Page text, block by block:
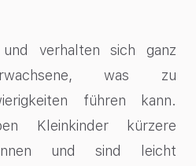
verhalten sich ganz
was zu
führen kann.
Kleinkinder kürzere
und sind leicht